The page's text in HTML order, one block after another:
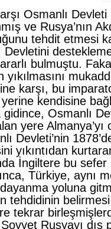
Osmanlı Devleti
ve Rusya’nın
tehdit etmesi
Devletini
bulmuştu.
karşı, bu
kendisine
gidince, Osmanlı
yere Almanya’yı
Devleti’nin
yıkıntıdan
İngiltere bu
Türkiye, aynı
yoluna
tehdidinin belirmesi
tekrar
Rusyayı dış